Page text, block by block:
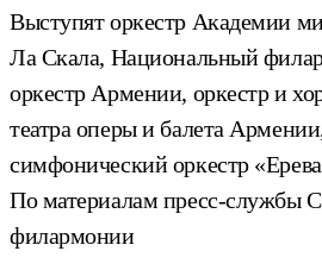
Выступят оркестр Академии
Ла Скала, Национальный
оркестр Армении, оркестр и
театра оперы и балета
симфонический оркестр
По материалам пресс-службы
филармонии